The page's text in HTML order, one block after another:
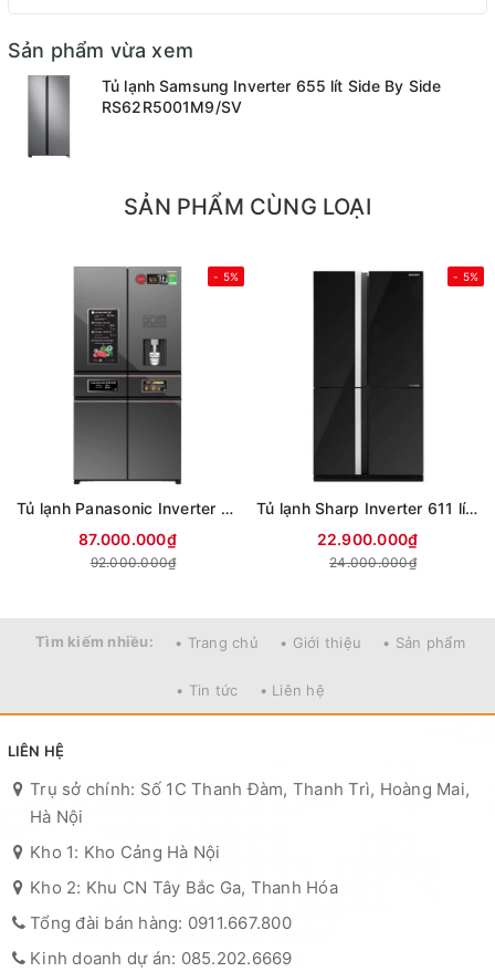
Sản phẩm vừa xem
Tủ lạnh Samsung Inverter 655 lít Side By Side
RS62R5001M9/SV
SẢN PHẨM CÙNG LOẠI
- 5%
Tủ lạnh Panasonic Inverter 650 lít PRIME+ Edition Multi Door NR-WY720ZMMV
87.000.000₫
92.000.000₫
- 5%
Tủ lạnh Sharp Inverter 611 lít Multi Door SJ-FXPI700VG-BK
22.900.000₫
24.000.000₫
Tìm kiếm nhiều: • Trang chủ • Giới thiệu • Sản phẩm
• Tin tức • Liên hệ
LIÊN HỆ
Trụ sở chính: Số 1C Thanh Đàm, Thanh Trì, Hoàng Mai,
Hà Nội
Kho 1: Kho Cảng Hà Nội
Kho 2: Khu CN Tây Bắc Ga, Thanh Hóa
Tổng đài bán hàng: 0911.667.800
Kinh doanh dự án: 085.202.6669